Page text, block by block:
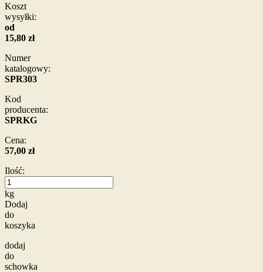
Koszt
wysyłki:
od
15,80 zł
Numer
katalogowy:
SPR303
Kod
producenta:
SPRKG
Cena:
57,00 zł
Ilość:
kg
Dodaj
do
koszyka
dodaj
do
schowka